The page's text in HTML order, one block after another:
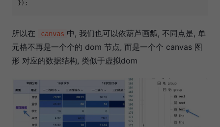
所以在 canvas 中, 我们也可以依葫芦画瓢, 不同点是, 单
元格不再是一个个的 dom 节点, 而是一个个 canvas 图
形 对应的数据结构, 类似于虚拟dom